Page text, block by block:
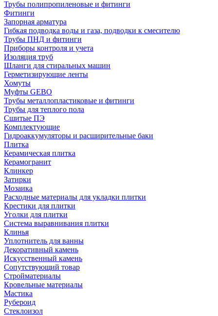
Трубы полипропиленовые и фитинги
Фитинги
Запорная арматура
Гибкая подводка воды и газа, подводки к смесителю
Трубы ПНД и фитинги
Приборы контроля и учета
Изоляция труб
Шланги для стиральных машин
Герметизирующие ленты
Хомуты
Муфты GEBO
Трубы металлопластиковые и фитинги
Трубы для теплого пола
Сшитые ПЭ
Комплектующие
Гидроаккумуляторы и расширительные баки
Плитка
Керамическая плитка
Керамогранит
Клинкер
Затирки
Мозаика
Расходные материалы для укладки плитки
Крестики для плитки
Уголки для плитки
Система выравнивания плитки
Клинья
Уплотнитель для ванны
Декоративный камень
Искусственный камень
Сопутствующий товар
Стройматериалы
Кровельные материалы
Мастика
Рубероид
Стеклоизол